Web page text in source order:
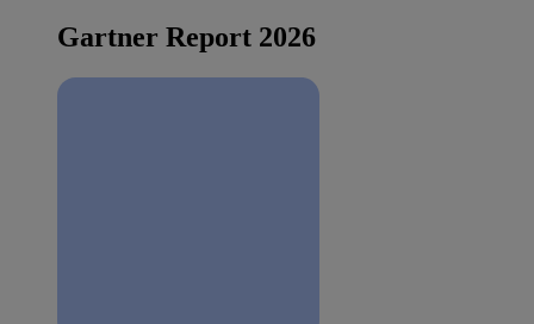
Gartner Report 2026